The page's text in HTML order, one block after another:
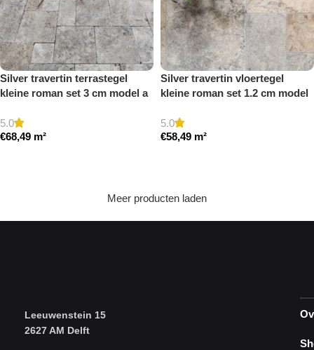
Silver travertin terrastegel
kleine roman set 3 cm model a
5.0
€68,49 m²
Silver travertin vloertegel
kleine roman set 1.2 cm model
5.0
€58,49 m²
Meer producten laden
Leeuwenstein 15
2627 AM Delft